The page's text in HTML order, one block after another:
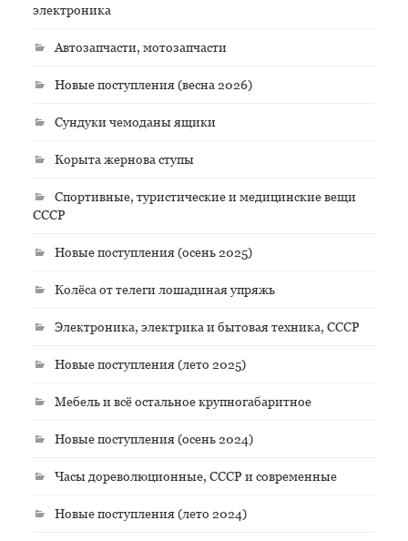
электроника
Автозапчасти, мотозапчасти
Новые поступления (весна 2026)
Сундуки чемоданы ящики
Корыта жернова ступы
Спортивные, туристические и медицинские вещи
СССР
Новые поступления (осень 2025)
Колёса от телеги лошадиная упряжь
Электроника, электрика и бытовая техника, СССР
Новые поступления (лето 2025)
Мебель и всё остальное крупногабаритное
Новые поступления (осень 2024)
Часы дореволюционные, СССР и современные
Новые поступления (лето 2024)